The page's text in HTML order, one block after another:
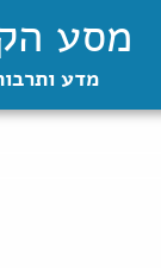
מסע
מדע